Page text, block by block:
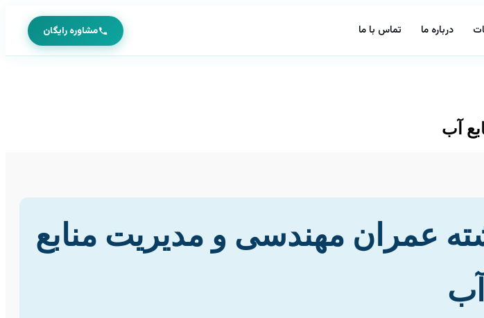
درباره ما تماس با ما مشاوره رایگان
آب
عمران مهندسی و مدیریت منابع
آب